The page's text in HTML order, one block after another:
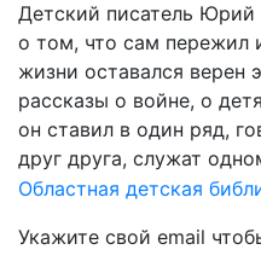
Детский писатель Юрий
о том, что сам пережил
жизни оставался верен
рассказы о войне, о
он ставил в один ряд,
друг друга, служат
Областная детская
Укажите свой email